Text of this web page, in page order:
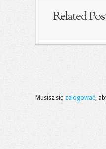
Related
Musisz się zalogować,